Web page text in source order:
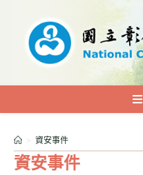
內
資安事件
> 資安事件